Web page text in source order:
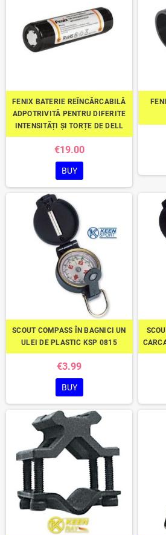
FENIX BATERIE REÎNCĂRCABILĂ
ADPOTRIVITĂ PENTRU DIFERITE
INTENSITĂȚI ȘI TORȚE DE DELL
€19.00
BUY
SCOUT COMPASS ÎN BAGNICI UN
ULEI DE PLASTIC KSP 0815
€3.99
BUY